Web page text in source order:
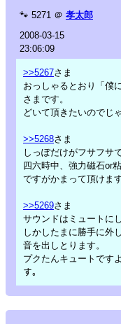
🐾 5271 ＠ 孝太郎
2008-03-15
23:06:09
>>5267さま
おっしゃるとおり「僕
さまです。
どいて頂きたいのでじ
>>5268さま
しっぽだけがフサフサ
四六時中、強力磁石or
ですがかまって頂けま
>>5269さま
サウンドはミュートに
しかしたまに勝手に外
音を出しとります。
プクたんキュートです
す。